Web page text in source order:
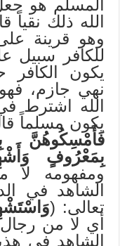
المسلم هو
الله ذلك
وهو قرينة
للكافر سبيل
يكون الكافر
نهي جازم،
الله اشترط
يكون مسلماً
فَأَمْسِكُوهُنَّ
بِمَعْرُوفٍ
ومفهومه لا
الشاهد في
تعالى: (
أي لا من
الشاهد في